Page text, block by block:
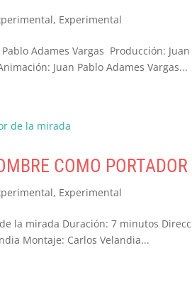
, Experimental
Adames Vargas Producción: Juan
Juan Pablo Adames Vargas...
COMO
, Experimental
la mirada Duración: 7 minutos
Montaje: Carlos Velandia...